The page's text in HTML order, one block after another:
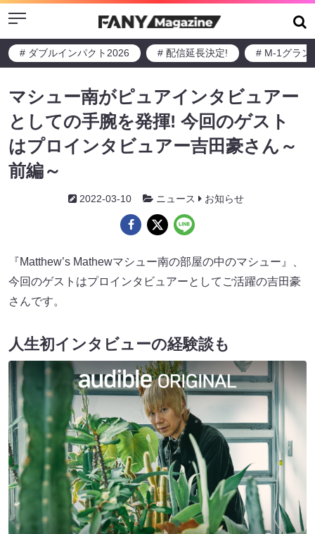
Menu
# ダブルインパクト2026 # 配信延長決定! # M-1グラン
マシュー南がピュアインタビュアー
としての手腕を発揮! 今回のゲスト
はプロインタビュアー吉田豪さん～
前編～
2022-03-10 ニュース お知らせ
『Matthew’s Mathewマシュー南の部屋の中のマシュー』、
今回のゲストはプロインタビュアーとしてご活躍の吉田豪
さんです。
人生初インタビューの経験談も